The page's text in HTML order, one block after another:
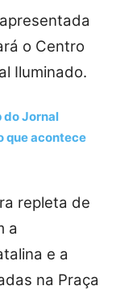
o Centro
Iluminado.
do Jornal
que acontece
repleta de
a
e a
na Praça